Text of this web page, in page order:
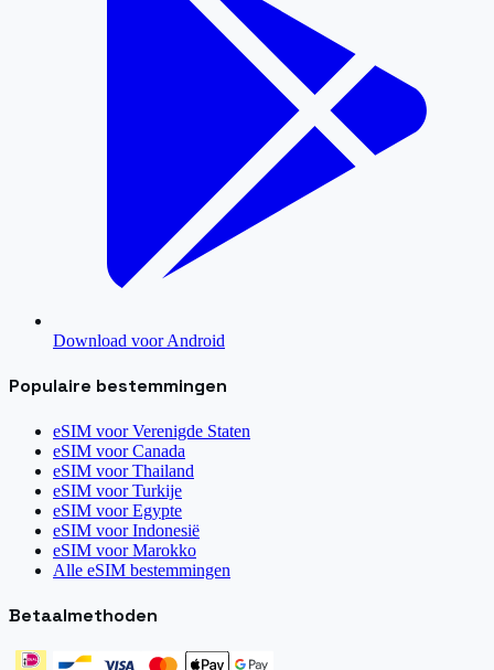
Download voor Android
Populaire bestemmingen
eSIM voorVerenigde Staten
eSIM voorCanada
eSIM voorThailand
eSIM voorTurkije
eSIM voorEgypte
eSIM voorIndonesië
eSIM voorMarokko
Alle eSIM bestemmingen
Betaalmethoden